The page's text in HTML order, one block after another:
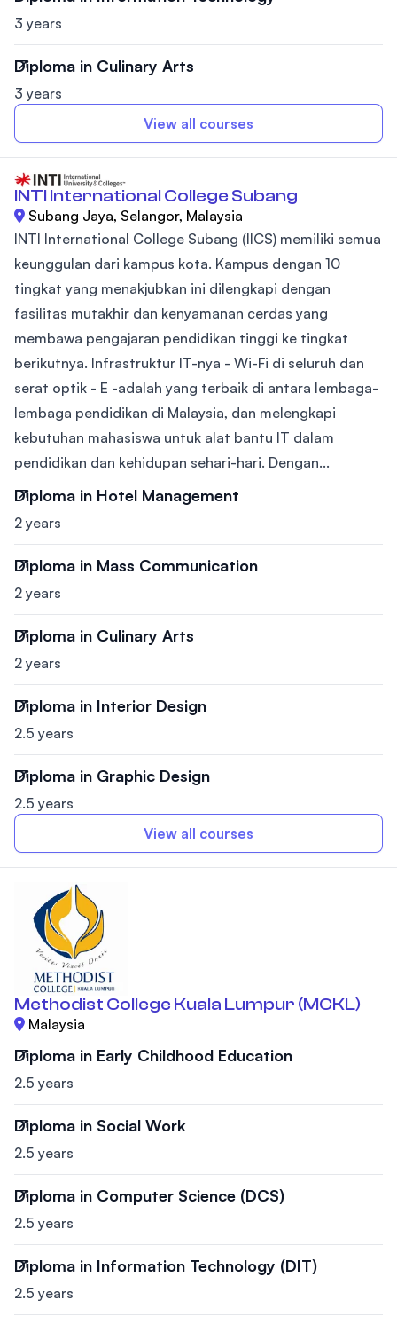
3 years
Diploma in Culinary Arts
3 years
View all courses
INTI International College Subang
Subang Jaya, Selangor, Malaysia
INTI International College Subang (IICS) memiliki semua
keunggulan dari kampus kota. Kampus dengan 10
tingkat yang menakjubkan ini dilengkapi dengan
fasilitas mutakhir dan kenyamanan cerdas yang
membawa pengajaran pendidikan tinggi ke tingkat
berikutnya. Infrastruktur IT-nya - Wi-Fi di seluruh dan
serat optik - E -adalah yang terbaik di antara lembaga-
lembaga pendidikan di Malaysia, dan melengkapi
kebutuhan mahasiswa untuk alat bantu IT dalam
pendidikan dan kehidupan sehari-hari. Dengan...
Diploma in Hotel Management
2 years
Diploma in Mass Communication
2 years
Diploma in Culinary Arts
2 years
Diploma in Interior Design
2.5 years
Diploma in Graphic Design
2.5 years
View all courses
Methodist College Kuala Lumpur (MCKL)
Malaysia
Diploma in Early Childhood Education
2.5 years
Diploma in Social Work
2.5 years
Diploma in Computer Science (DCS)
2.5 years
Diploma in Information Technology (DIT)
2.5 years